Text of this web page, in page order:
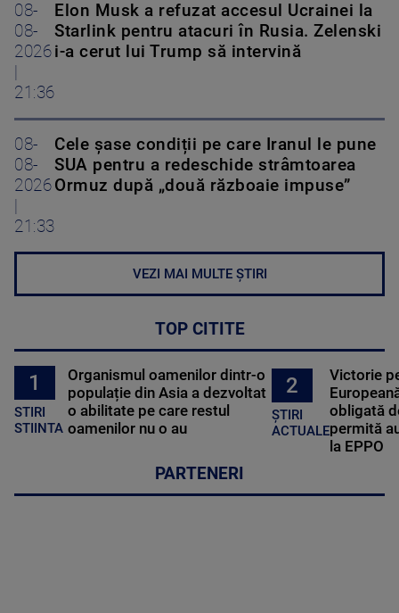
08-
08-
2026
21:36
Elon Musk a refuzat accesul Ucrainei la
Starlink pentru atacuri în Rusia. Zelenski
i-a cerut lui Trump să intervină
08-
08-
2026
21:33
Cele șase condiții pe care Iranul le pune
SUA pentru a redeschide strâmtoarea
Ormuz după „două războaie impuse”
VEZI MAI MULTE ȘTIRI
TOP CITITE
1
STIRI
STIINTA
Organismul oamenilor dintr-o
populație din Asia a dezvoltat
o abilitate pe care restul
oamenilor nu o au
2
ȘTIRI
ACTUALE
Victorie
obligată
permită
la EPPO
PARTENERI